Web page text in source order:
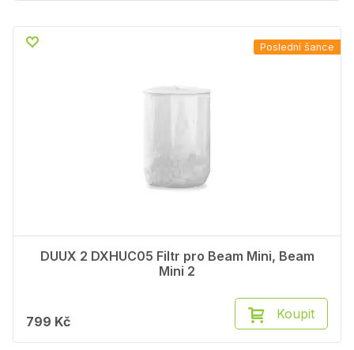
DUUX 2 DXHUC05 Filtr pro Beam Mini, Beam
Mini 2
799 Kč Koupit
Poslední šance